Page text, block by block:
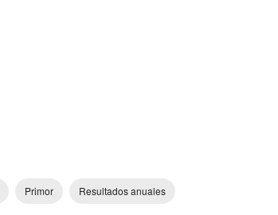
Primor Resultados anuales